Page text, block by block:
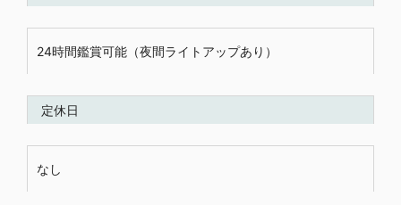
24時間鑑賞可能（夜間ライトアップあり）
定休日
なし